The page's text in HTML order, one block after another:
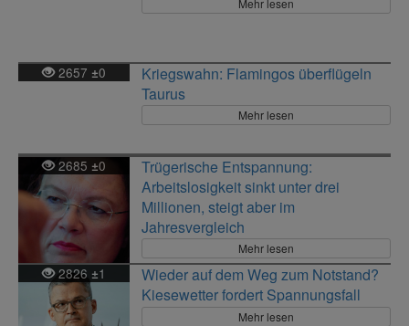
Mehr lesen
2657 ±0
Kriegswahn: Flamingos überflügeln
Taurus
Mehr lesen
2685 ±0
Trügerische Entspannung:
Arbeitslosigkeit sinkt unter drei
Millionen, steigt aber im
Jahresvergleich
Mehr lesen
2826 ±1
Wieder auf dem Weg zum Notstand?
Kiesewetter fordert Spannungsfall
Mehr lesen